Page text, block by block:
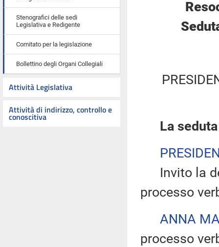
Stenografici delle sedi
Legislativa e Redigente
Comitato per la legislazione
Bollettino degli Organi Collegiali
Attività Legislativa
Attività di indirizzo, controllo e
conoscitiva
La
Invito la
processo
ANNA
processo